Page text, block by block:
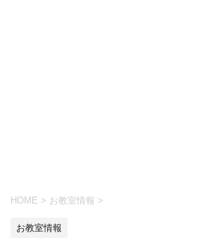
HOME > お教室情報 >
お教室情報